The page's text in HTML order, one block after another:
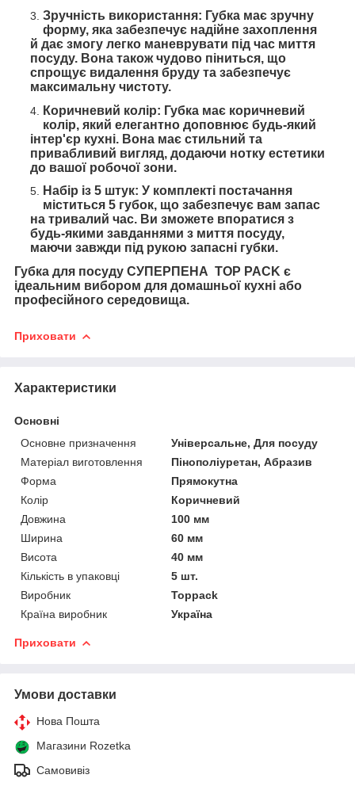
Зручність використання: Губка має зручну
форму, яка забезпечує надійне захоплення
й дає змогу легко маневрувати під час миття
посуду. Вона також чудово піниться, що
спрощує видалення бруду та забезпечує
максимальну чистоту.
Коричневий колір: Губка має коричневий
колір, який елегантно доповнює будь-який
інтер'єр кухні. Вона має стильний та
привабливий вигляд, додаючи нотку естетики
до вашої робочої зони.
Набір із 5 штук: У комплекті постачання
міститься 5 губок, що забезпечує вам запас
на тривалий час. Ви зможете впоратися з
будь-якими завданнями з миття посуду,
маючи завжди під рукою запасні губки.
Губка для посуду СУПЕРПЕНА TOP PACK є
ідеальним вибором для домашньої кухні або
професійного середовища.
Приховати
Характеристики
Основні
Основне призначення
Універсальне, Для посуду
Матеріал виготовлення
Пінополіуретан, Абразив
Форма
Прямокутна
Колір
Коричневий
Довжина
100 мм
Ширина
60 мм
Висота
40 мм
Кількість в упаковці
5 шт.
Виробник
Toppack
Країна виробник
Україна
Приховати
Умови доставки
Нова Пошта
Магазини Rozetka
Самовивіз